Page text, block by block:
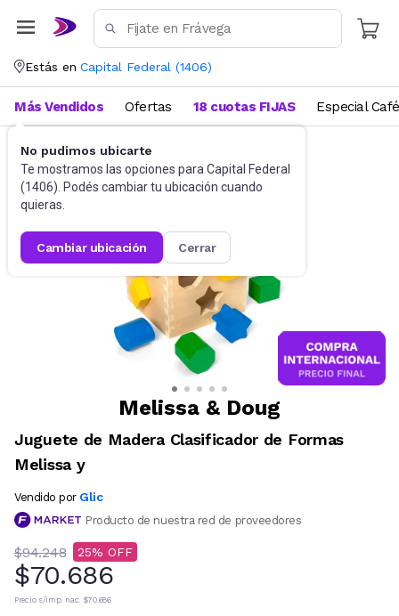
Estás en Capital Federal (1406)
No pudimos ubicarte
Te mostramos las opciones para Capital Federal
(1406). Podés cambiar tu ubicación cuando
quieras.
cambiar ubicación cerrar
Más Vendidos Ofertas 18 cuotas FIJAS Especial Café
Didácticos Para niños
Melissa & Doug
Juguete de Madera Clasificador de Formas
Melissa y
Vendido por Glic
Producto de nuestra red de proveedores
$94.248 25
$70.686
Precio s/imp. nac. $70.686